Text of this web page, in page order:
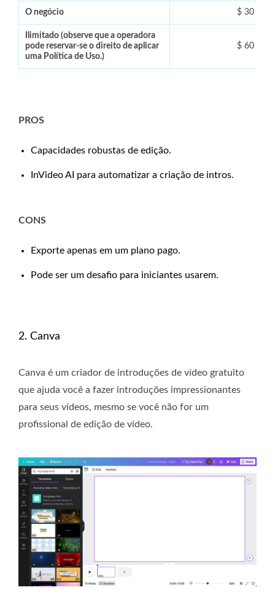
O negócio $ 30
Ilimitado (observe que a operadora
pode reservar-se o direito de aplicar
uma Política de Uso.)
$ 60
PROS
Capacidades robustas de edição.
InVideo AI para automatizar a criação de intros.
CONS
Exporte apenas em um plano pago.
Pode ser um desafio para iniciantes usarem.
2. Canva
Canva é um criador de introduções de vídeo gratuito
que ajuda você a fazer introduções impressionantes
para seus vídeos, mesmo se você não for um
profissional de edição de vídeo.